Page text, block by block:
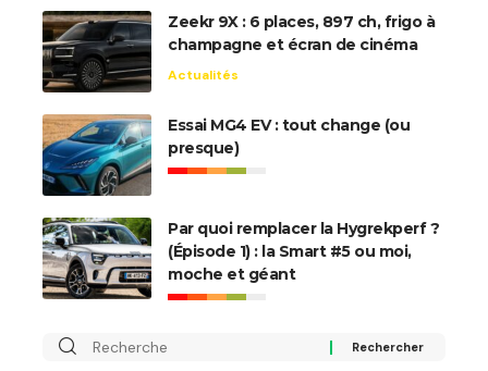
Zeekr 9X : 6 places, 897 ch, frigo à
champagne et écran de cinéma
Actualités
Essai MG4 EV : tout change (ou
presque)
Par quoi remplacer la Hygrekperf ?
(Épisode 1) : la Smart #5 ou moi,
moche et géant
Rechercher